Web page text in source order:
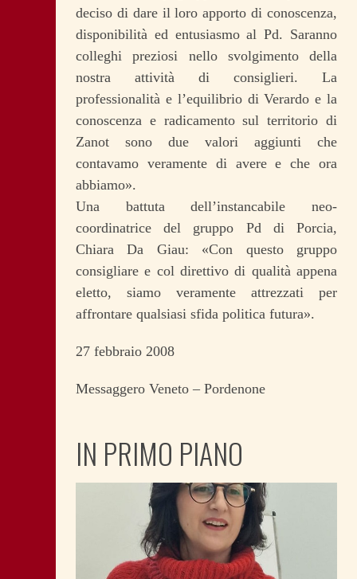
deciso di dare il loro apporto di conoscenza,
disponibilità ed entusiasmo al Pd. Saranno
colleghi preziosi nello svolgimento della
nostra attività di consiglieri. La
professionalità e l’equilibrio di Verardo e la
conoscenza e radicamento sul territorio di
Zanot sono due valori aggiunti che
contavamo veramente di avere e che ora
abbiamo».
Una battuta dell’instancabile neo-
coordinatrice del gruppo Pd di Porcia,
Chiara Da Giau: «Con questo gruppo
consigliare e col direttivo di qualità appena
eletto, siamo veramente attrezzati per
affrontare qualsiasi sfida politica futura».
27 febbraio 2008
Messaggero Veneto – Pordenone
IN PRIMO PIANO